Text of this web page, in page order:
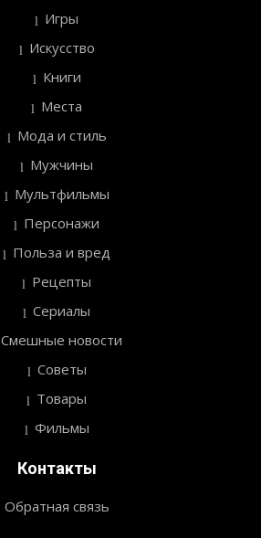
Игры
Искусство
Книги
Места
Мода и стиль
Мужчины
Мультфильмы
Персонажи
Польза и вред
Рецепты
Сериалы
Смешные новости
Советы
Товары
Фильмы
Контакты
Обратная связь